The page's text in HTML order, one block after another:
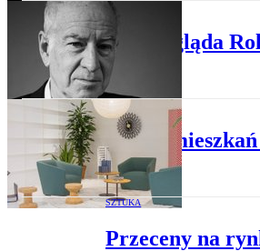
PIĘKNE RZECZY
Tak wygląda
PIĘKNE RZECZY
Rynek
SZTUKA
Przeceny na